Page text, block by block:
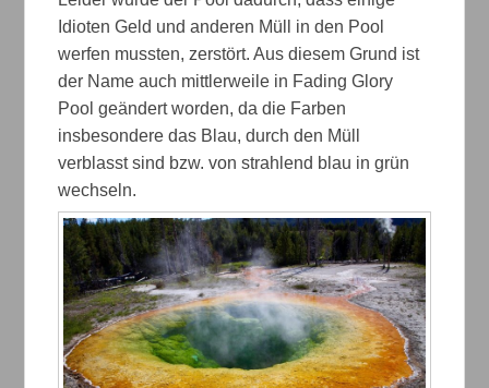
Idioten Geld und anderen Müll in den Pool
werfen mussten, zerstört. Aus diesem Grund ist
der Name auch mittlerweile in Fading Glory
Pool geändert worden, da die Farben
insbesondere das Blau, durch den Müll
verblasst sind bzw. von strahlend blau in grün
wechseln.